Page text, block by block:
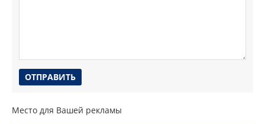
Место для Вашей рекламы